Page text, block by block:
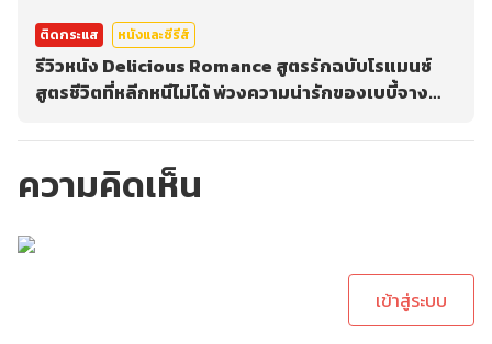
ติดกระแส หนังและซีรีส์
รีวิวหนัง Delicious Romance สูตรรักฉบับโรแมนซ์
สูตรชีวิตที่หลีกหนีไม่ได้ พ่วงความน่ารักของเบบี้จาง
ความคิดเห็น
เข้าสู่ระบบ